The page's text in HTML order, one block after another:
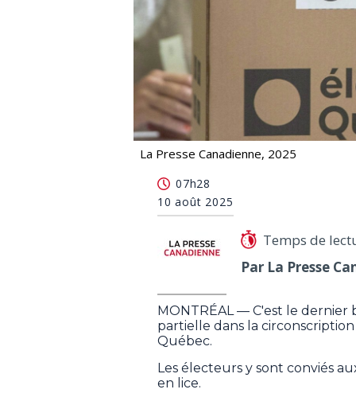
La Presse Canadienne, 2025
07h28
10 août 2025
Temps de
Par La Presse
MONTRÉAL — C'est le
partielle dans la
Québec.
Les électeurs y sont conviés
en lice.